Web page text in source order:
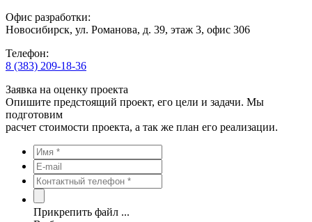
Офис разработки:
Новосибирск, ул. Романова, д. 39, этаж 3, офис 306
Телефон:
8 (383) 209-18-36
Заявка на оценку проекта
Опишите предстоящий проект, его цели и задачи. Мы
подготовим
расчет стоимости проекта, а так же план его реализации.
Прикрепить файл ...